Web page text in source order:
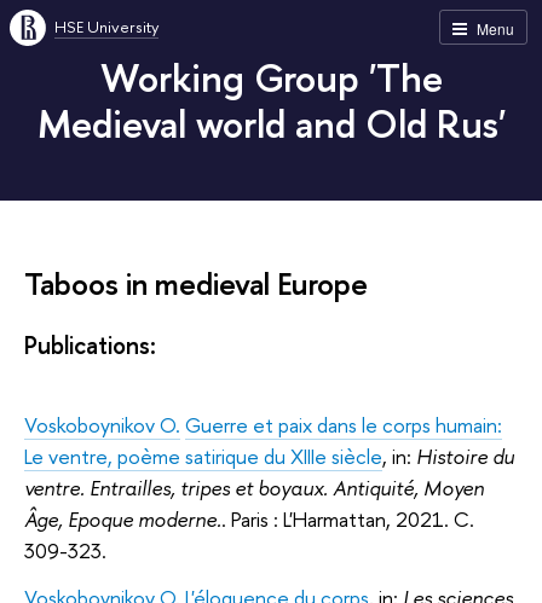
Menu
HSE University
Working Group 'The
Medieval world and Old Rus'
Taboos in medieval Europe
Publications:
Voskoboynikov O. Guerre et paix dans le corps humain:
Le ventre, poème satirique du XIIIe siècle, in: Histoire du
ventre. Entrailles, tripes et boyaux. Antiquité, Moyen
Âge, Epoque moderne.. Paris : L'Harmattan, 2021. С.
309-323.